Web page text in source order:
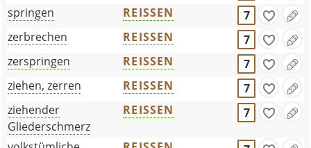
springen
REISSEN
7
zerbrechen
REISSEN
7
zerspringen
REISSEN
7
ziehen, zerren
REISSEN
7
ziehender
Gliederschmerz
REISSEN 7